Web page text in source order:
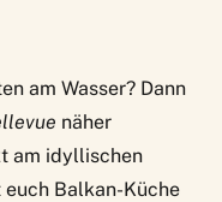
am Wasser? Dann
näher
am idyllischen
euch Balkan-Küche